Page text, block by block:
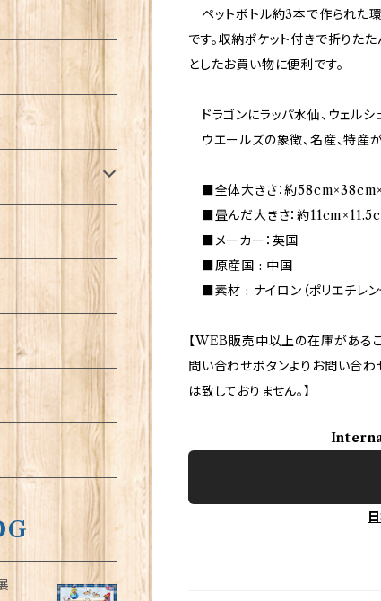
ペットボトル約3本で作られた環
です。収納ポケット付きで折りた
としたお買い物に便利です。
ドラゴンにラッパ水仙、ウェル
ウエールズの象徴、名産、特産が
■全体大きさ：約
■畳んだ大きさ：約
■メーカー：英国
■原産国 : 中国
■素材 : ナイロン（ポリエチレン
【WEB販売中以上の在庫がある
問い合わせボタンよりお問い合わ
は致しておりません。】